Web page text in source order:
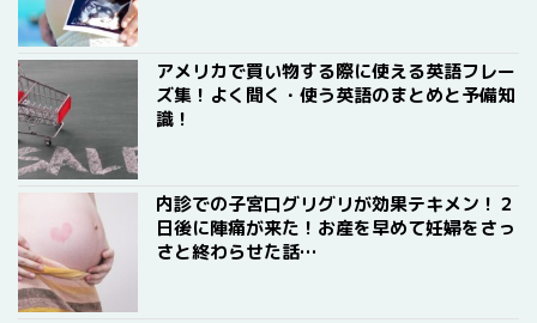
アメリカで買い物する際に使える英語フレー
ズ集！よく聞く・使う英語のまとめと予備知
識！
内診での子宮口グリグリが効果テキメン！２
日後に陣痛が来た！お産を早めて妊婦をさっ
さと終わらせた話…